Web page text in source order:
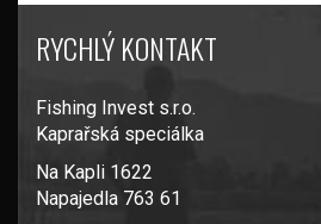
RYCHLÝ KONTAKT
Fishing Invest s.r.o.
Kaprařská speciálka
Na Kapli 1622
Napajedla 763 61